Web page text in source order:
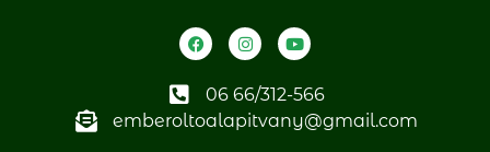
06 66/312-566
emberoltoalapitvany@gmail.com